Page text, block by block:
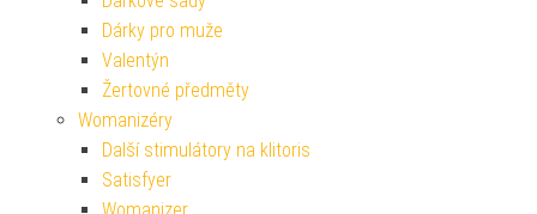
Dárky pro muže
Valentýn
Žertovné předměty
Womanizéry
Další stimulátory na klitoris
Satisfyer